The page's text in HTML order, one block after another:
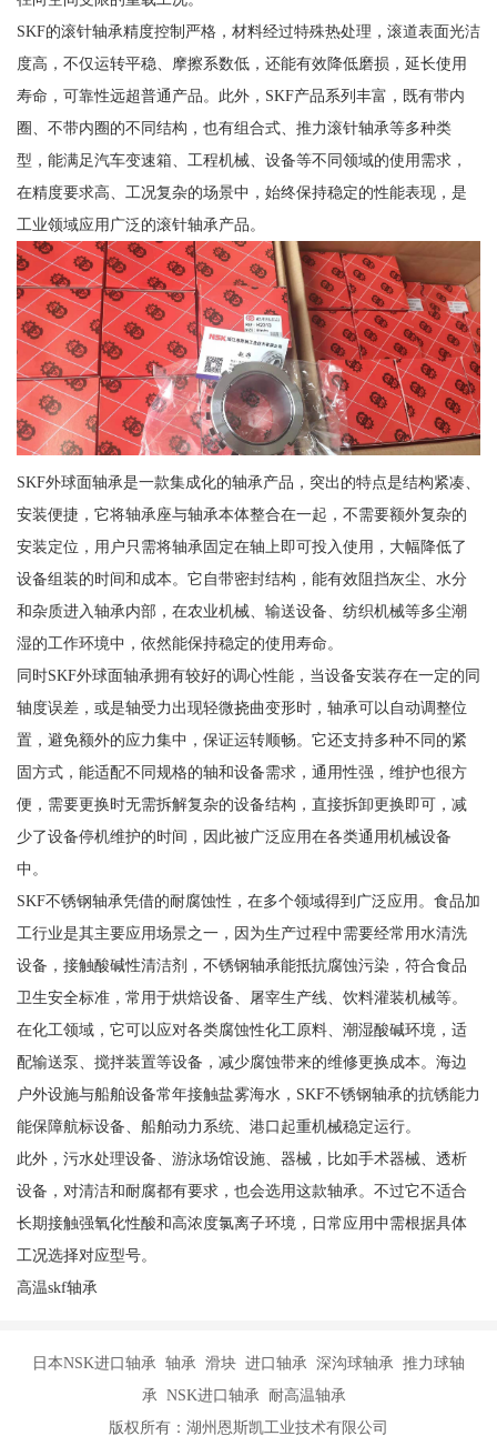
SKF的滚针轴承精度控制严格，材料经过特殊热处理，滚道表面光洁
度高，不仅运转平稳、摩擦系数低，还能有效降低磨损，延长使用
寿命，可靠性远超普通产品。此外，SKF产品系列丰富，既有带内
圈、不带内圈的不同结构，也有组合式、推力滚针轴承等多种类
型，能满足汽车变速箱、工程机械、设备等不同领域的使用需求，
在精度要求高、工况复杂的场景中，始终保持稳定的性能表现，是
工业领域应用广泛的滚针轴承产品。
SKF外球面轴承是一款集成化的轴承产品，突出的特点是结构紧凑、
安装便捷，它将轴承座与轴承本体整合在一起，不需要额外复杂的
安装定位，用户只需将轴承固定在轴上即可投入使用，大幅降低了
设备组装的时间和成本。它自带密封结构，能有效阻挡灰尘、水分
和杂质进入轴承内部，在农业机械、输送设备、纺织机械等多尘潮
湿的工作环境中，依然能保持稳定的使用寿命。
同时SKF外球面轴承拥有较好的调心性能，当设备安装存在一定的同
轴度误差，或是轴受力出现轻微挠曲变形时，轴承可以自动调整位
置，避免额外的应力集中，保证运转顺畅。它还支持多种不同的紧
固方式，能适配不同规格的轴和设备需求，通用性强，维护也很方
便，需要更换时无需拆解复杂的设备结构，直接拆卸更换即可，减
少了设备停机维护的时间，因此被广泛应用在各类通用机械设备
中。
SKF不锈钢轴承凭借的耐腐蚀性，在多个领域得到广泛应用。食品加
工行业是其主要应用场景之一，因为生产过程中需要经常用水清洗
设备，接触酸碱性清洁剂，不锈钢轴承能抵抗腐蚀污染，符合食品
卫生安全标准，常用于烘焙设备、屠宰生产线、饮料灌装机械等。
在化工领域，它可以应对各类腐蚀性化工原料、潮湿酸碱环境，适
配输送泵、搅拌装置等设备，减少腐蚀带来的维修更换成本。海边
户外设施与船舶设备常年接触盐雾海水，SKF不锈钢轴承的抗锈能力
能保障航标设备、船舶动力系统、港口起重机械稳定运行。
此外，污水处理设备、游泳场馆设施、器械，比如手术器械、透析
设备，对清洁和耐腐都有要求，也会选用这款轴承。不过它不适合
长期接触强氧化性酸和高浓度氯离子环境，日常应用中需根据具体
工况选择对应型号。
高温skf轴承
日本NSK进口轴承 轴承 滑块 进口轴承 深沟球轴承 推力球轴
承 NSK进口轴承 耐高温轴承
版权所有：湖州恩斯凯工业技术有限公司